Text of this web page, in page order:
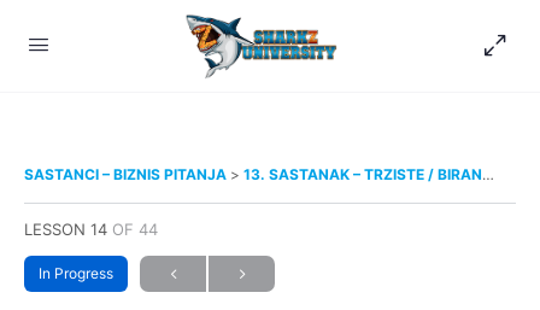
SASTANCI – BIZNIS PITANJA 13. SASTANAK – TRZISTE / BIRANJE PROIZVODA I BIZNISA
LESSON 14 OF 44
In Progress